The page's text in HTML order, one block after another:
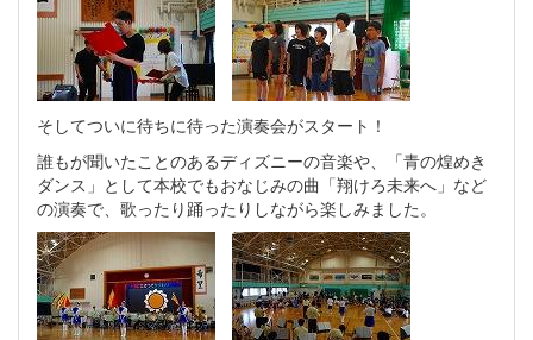
そしてついに待ちに待った演奏会がスタート！
誰もが聞いたことのあるディズニーの音楽や、「青の煌めき
ダンス」として本校でもおなじみの曲「翔けろ未来へ」など
の演奏で、歌ったり踊ったりしながら楽しみました。